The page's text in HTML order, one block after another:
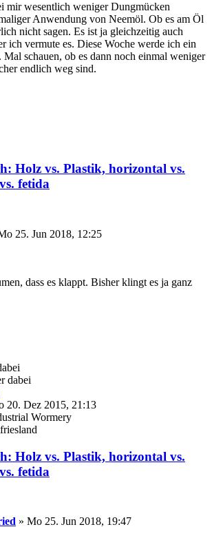
mir wesentlich weniger Dungmücken
Anwendung von Neemöl. Ob es am Öl
nicht sagen. Es ist ja gleichzeitig auch
ich vermute es. Diese Woche werde ich ein
schauen, ob es dann noch einmal weniger
endlich weg sind.
Holz vs. Plastik, horizontal vs.
fetida
25. Jun 2018, 12:25
dass es klappt. Bisher klingt es ja ganz
20. Dez 2015, 21:13
Wormery
Holz vs. Plastik, horizontal vs.
fetida
» Mo 25. Jun 2018, 19:47